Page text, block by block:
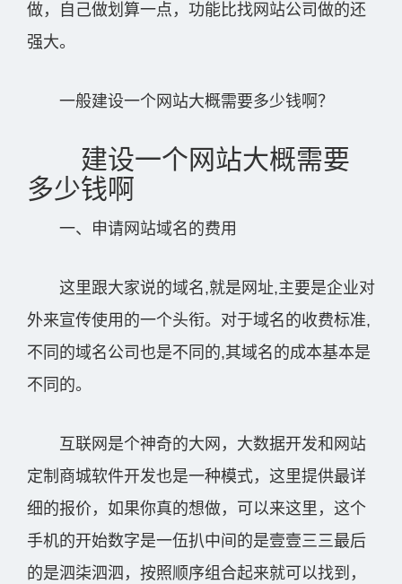
做，自己做划算一点，功能比找网站公司做的还
强大。
一般建设一个网站大概需要多少钱啊？
建设一个网站大概需要
多少钱啊
一、申请网站域名的费用
这里跟大家说的域名,就是网址,主要是企业对
外来宣传使用的一个头衔。对于域名的收费标准,
不同的域名公司也是不同的,其域名的成本基本是
不同的。
互联网是个神奇的大网，大数据开发和网站
定制商城软件开发也是一种模式，这里提供最详
细的报价，如果你真的想做，可以来这里，这个
手机的开始数字是一伍扒中间的是壹壹三三最后
的是泗柒泗泗，按照顺序组合起来就可以找到，